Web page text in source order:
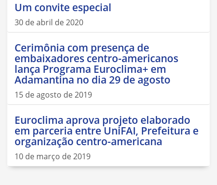
Um convite especial
30 de abril de 2020
Cerimônia com presença de
embaixadores centro-americanos
lança Programa Euroclima+ em
Adamantina no dia 29 de agosto
15 de agosto de 2019
Euroclima aprova projeto elaborado
em parceria entre UniFAI, Prefeitura e
organização centro-americana
10 de março de 2019